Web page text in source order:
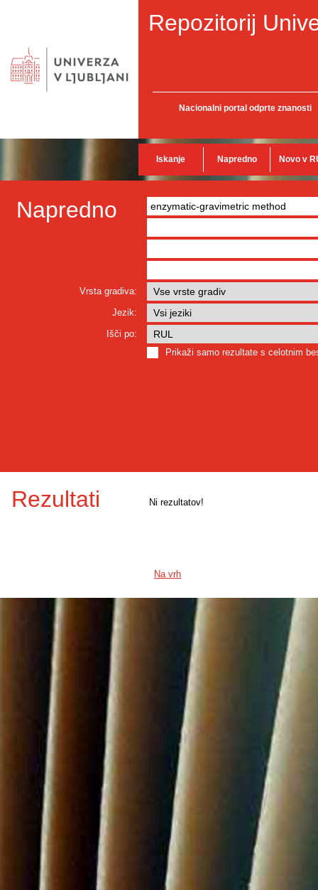
Repozitorij
Nacionalni portal odprte znanosti
Iskanje Napredno Novo v
Napredno
Vrsta gradiva:
Jezik:
Išči po:
Prikaži samo rezultate s celotnim
Rezultati Ni rezultatov!
Na vrh